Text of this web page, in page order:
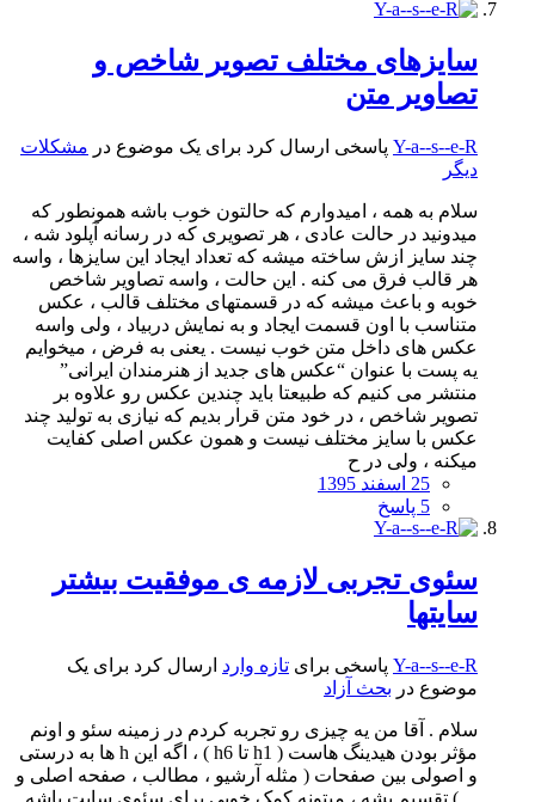
سایزهای مختلف تصویر شاخص و
تصاویر متن
Y-a--s--e-R پاسخی ارسال کرد برای یک موضوع در مشکلات
دیگر
سلام به همه ، امیدوارم که حالتون خوب باشه همونطور که
میدونید در حالت عادی ، هر تصویری که در رسانه آپلود شه ،
چند سایز ازش ساخته میشه که تعداد ایجاد این سایزها ، واسه
هر قالب فرق می کنه . این حالت ، واسه تصاویر شاخص
خوبه و باعث میشه که در قسمتهای مختلف قالب ، عکس
متناسب با اون قسمت ایجاد و به نمایش دربیاد ، ولی واسه
عکس های داخل متن خوب نیست . یعنی به فرض ، میخوایم
یه پست با عنوان “عکس های جدید از هنرمندان ایرانی”
منتشر می کنیم که طبیعتا باید چندین عکس رو علاوه بر
تصویر شاخص ، در خود متن قرار بدیم که نیازی به تولید چند
عکس با سایز مختلف نیست و همون عکس اصلی کفایت
میکنه ، ولی در ح
25 اسفند 1395
5 پاسخ
سئوی تجربی لازمه ی موفقیت بیشتر
سایتها
Y-a--s--e-R پاسخی برای تازه وارد ارسال کرد برای یک
موضوع در بحث آزاد
سلام . آقا من یه چیزی رو تجربه کردم در زمینه سئو و اونم
مؤثر بودن هیدینگ هاست ( h1 تا h6 ) ، اگه این h ها به درستی
و اصولی بین صفحات ( مثله آرشیو ، مطالب ، صفحه اصلی و
... ) تقسیم بشه ، میتونه کمک خوبی برای سئوی سایت باشه .